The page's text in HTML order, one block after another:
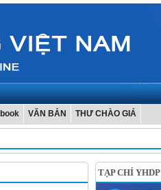
VĂN BẢN THƯ CHÀO GIÁ
TẠP CHÍ YHDP